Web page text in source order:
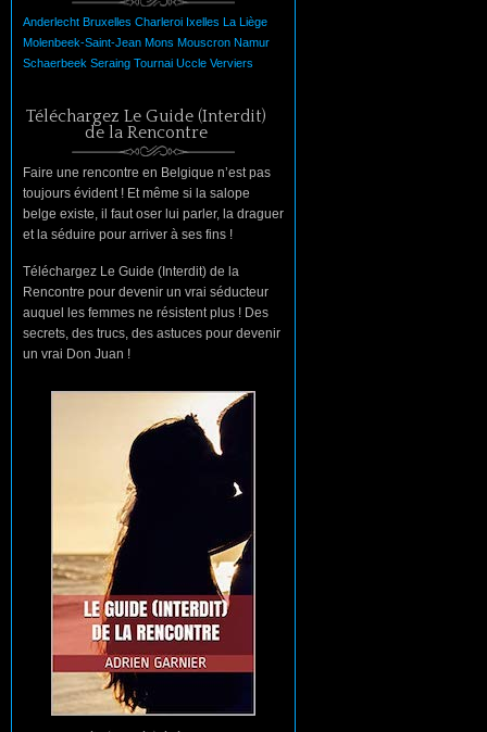
Anderlecht Bruxelles Charleroi Ixelles La Liège
Molenbeek-Saint-Jean Mons Mouscron Namur
Schaerbeek Seraing Tournai Uccle Verviers
Téléchargez Le Guide (Interdit)
de la Rencontre
Faire une rencontre en Belgique n’est pas
toujours évident ! Et même si la salope
belge existe, il faut oser lui parler, la draguer
et la séduire pour arriver à ses fins !
Téléchargez Le Guide (Interdit) de la
Rencontre pour devenir un vrai séducteur
auquel les femmes ne résistent plus ! Des
secrets, des trucs, des astuces pour devenir
un vrai Don Juan !